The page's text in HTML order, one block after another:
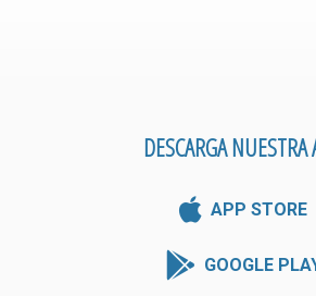
DESCARGA NUESTRA
APP STORE
GOOGLE